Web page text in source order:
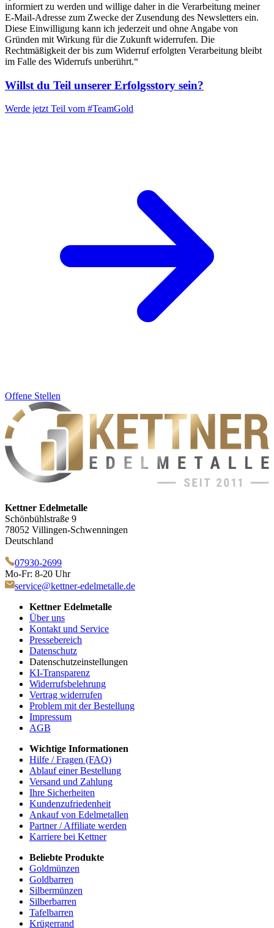
informiert zu werden und willige daher in die Verarbeitung meiner
E-Mail-Adresse zum Zwecke der Zusendung des Newsletters ein.
Diese Einwilligung kann ich jederzeit und ohne Angabe von
Gründen mit Wirkung für die Zukunft widerrufen. Die
Rechtmäßigkeit der bis zum Widerruf erfolgten Verarbeitung bleibt
im Falle des Widerrufs unberührt.“
Willst du Teil unserer Erfolgsstory sein?
Werde jetzt Teil vom #TeamGold
Offene Stellen
Kettner Edelmetalle
Schönbühlstraße 9
78052 Villingen-Schwenningen
Deutschland
07930-2699
Mo-Fr: 8-20 Uhr
service@kettner-edelmetalle.de
Kettner Edelmetalle
Über uns
Kontakt und Service
Pressebereich
Datenschutz
Datenschutzeinstellungen
KI-Transparenz
Widerrufsbelehrung
Vertrag widerrufen
Problem mit der Bestellung
Impressum
AGB
Wichtige Informationen
Hilfe / Fragen (FAQ)
Ablauf einer Bestellung
Versand und Zahlung
Ihre Sicherheiten
Kundenzufriedenheit
Ankauf von Edelmetallen
Partner / Affiliate werden
Karriere bei Kettner
Beliebte Produkte
Goldmünzen
Goldbarren
Silbermünzen
Silberbarren
Tafelbarren
Krügerrand